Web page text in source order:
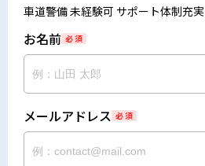
車道警備 未経験可 サポート体制充実
お名前 必 須
メールアドレス 必 須